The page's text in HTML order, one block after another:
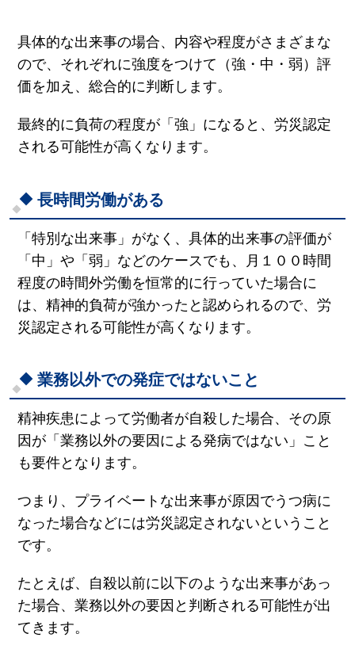
具体的な出来事の場合、内容や程度がさまざまな
ので、それぞれに強度をつけて（強・中・弱）評
価を加え、総合的に判断します。
最終的に負荷の程度が「強」になると、労災認定
される可能性が高くなります。
長時間労働がある
「特別な出来事」がなく、具体的出来事の評価が
「中」や「弱」などのケースでも、月１００時間
程度の時間外労働を恒常的に行っていた場合に
は、精神的負荷が強かったと認められるので、労
災認定される可能性が高くなります。
業務以外での発症ではないこと
精神疾患によって労働者が自殺した場合、その原
因が「業務以外の要因による発病ではない」こと
も要件となります。
つまり、プライベートな出来事が原因でうつ病に
なった場合などには労災認定されないということ
です。
たとえば、自殺以前に以下のような出来事があっ
た場合、業務以外の要因と判断される可能性が出
てきます。